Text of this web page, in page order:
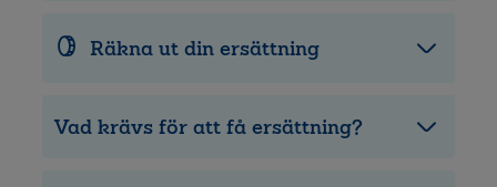
Räkna ut din ersättning
Vad krävs för att få ersättning?